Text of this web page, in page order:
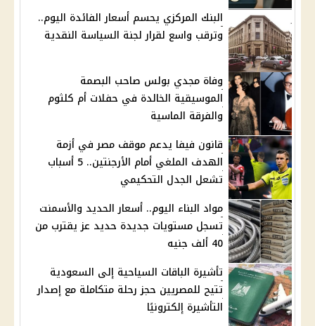
البنك المركزي يحسم أسعار الفائدة اليوم..
وترقب واسع لقرار لجنة السياسة النقدية
وفاة مجدي بولس صاحب البصمة
الموسيقية الخالدة في حفلات أم كلثوم
والفرقة الماسية
قانون فيفا يدعم موقف مصر في أزمة
الهدف الملغي أمام الأرجنتين.. 5 أسباب
تشعل الجدل التحكيمي
مواد البناء اليوم.. أسعار الحديد والأسمنت
تسجل مستويات جديدة حديد عز يقترب من
40 ألف جنيه
تأشيرة الباقات السياحية إلى السعودية
تتيح للمصريين حجز رحلة متكاملة مع إصدار
التأشيرة إلكترونيًا